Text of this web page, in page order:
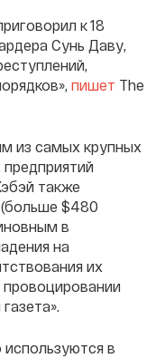
к 18
Сунь Даву,
пишет The
из самых крупных
также
$480
в
на
их
в